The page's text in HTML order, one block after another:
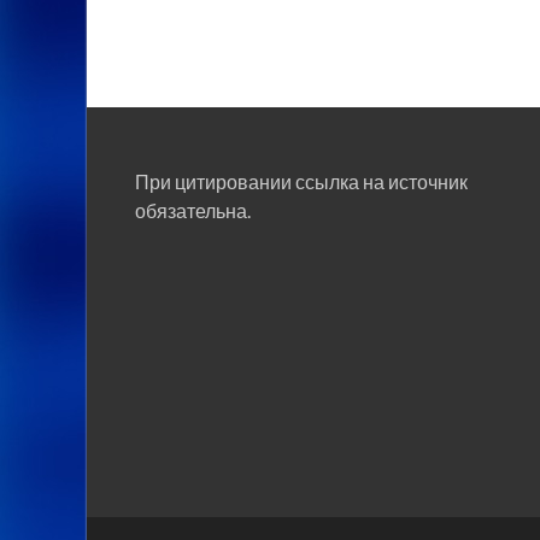
При цитировании ссылка на источник
обязательна.